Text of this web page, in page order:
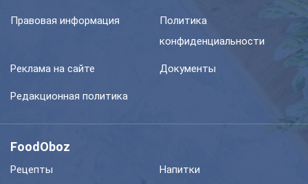
Правовая информация
Политика
конфиденциальности
Реклама на сайте Документы
Редакционная политика
FoodOboz
Рецепты
Напитки